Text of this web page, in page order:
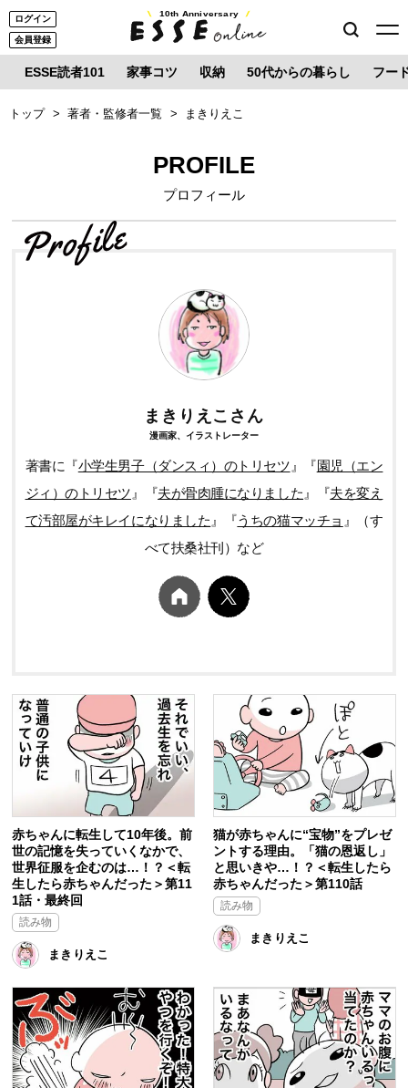
ログイン
会員登録
10th Anniversary
ESSE読者101 家事コツ 収納 50代からの暮らし フー
トップ 著者・監修者一覧 まきりえこ
PROFILE
プロフィール
まきりえこさん
漫画家、イラストレーター
著書に『小学生男子（ダンスィ）のトリセツ 』『園児（エン
ジィ）のトリセツ 』『夫が骨肉腫になりました 』『夫を変え
て汚部屋がキレイになりました 』『うちの猫マッチョ 』（す
べて扶桑社刊）など
赤ちゃんに転生して10年後。前
世の記憶を失っていくなかで、
世界征服を企むのは…！？＜転
生したら赤ちゃんだった＞第11
1話・最終回
読み物
まきりえこ
猫が赤ちゃんに“宝物”をプレゼ
ントする理由。「猫の恩返し」
と思いきや…！？＜転生したら
赤ちゃんだった＞第110話
読み物
まきりえこ